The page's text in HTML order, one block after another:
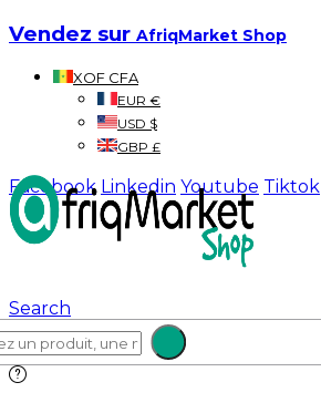
Vendez sur AfriqMarket Shop
XOF CFA
EUR €
USD $
GBP £
Facebook Linkedin Youtube Tiktok
Search